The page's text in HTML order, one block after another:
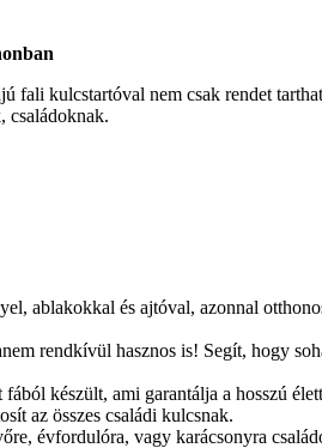
kulcstartóval nem csak rendet
családoknak.
ablakokkal és ajtóval, azonnal
rendkívül hasznos is! Segít, hogy
készült, ami garantálja a hosszú
az összes családi kulcsnak.
évfordulóra, vagy karácsonyra